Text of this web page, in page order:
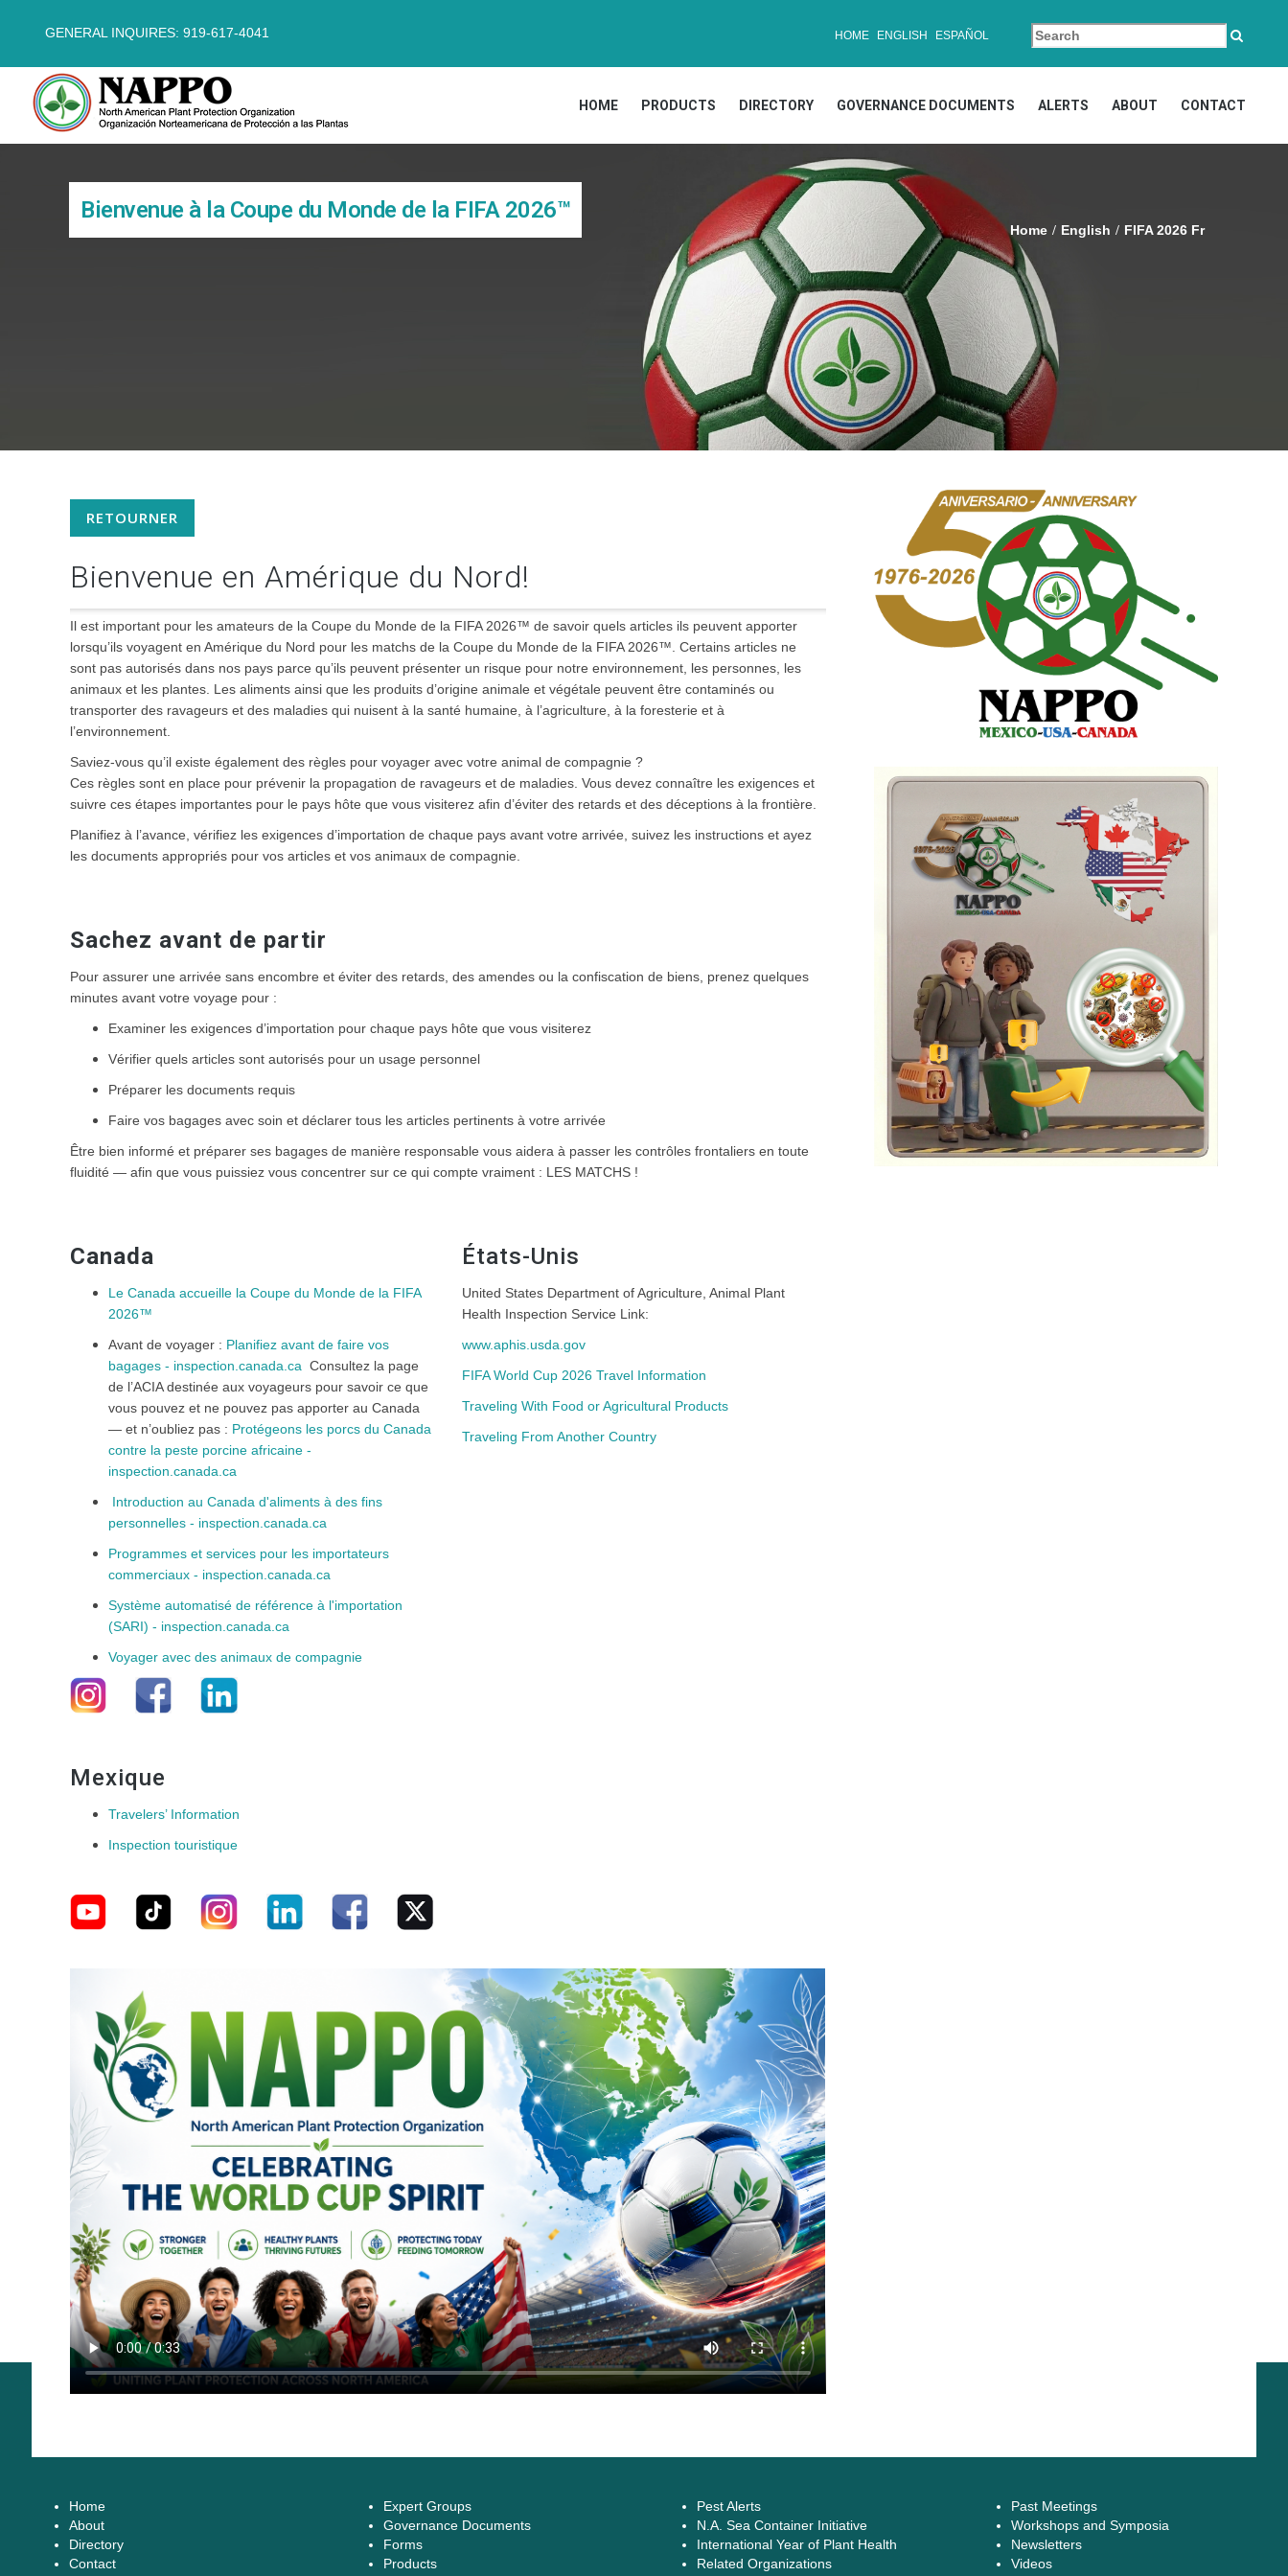
GENERAL INQUIRES: 919-617-4041 HOME ENGLISH ESPAÑOL
HOME PRODUCTS DIRECTORY GOVERNANCE DOCUMENTS ALERTS ABOUT CONTACT
Bienvenue à la Coupe du Monde de la FIFA 2026™
Home English FIFA 2026 Fr
RETOURNER
Bienvenue en Amérique du Nord!
Il est important pour les amateurs de la Coupe du Monde de la FIFA 2026™ de savoir quels articles ils peuvent apporter
lorsqu’ils voyagent en Amérique du Nord pour les matchs de la Coupe du Monde de la FIFA 2026™. Certains articles ne
sont pas autorisés dans nos pays parce qu’ils peuvent présenter un risque pour notre environnement, les personnes, les
animaux et les plantes. Les aliments ainsi que les produits d’origine animale et végétale peuvent être contaminés ou
transporter des ravageurs et des maladies qui nuisent à la santé humaine, à l’agriculture, à la foresterie et à
l’environnement.
Saviez-vous qu’il existe également des règles pour voyager avec votre animal de compagnie ?
Ces règles sont en place pour prévenir la propagation de ravageurs et de maladies. Vous devez connaître les exigences et
suivre ces étapes importantes pour le pays hôte que vous visiterez afin d’éviter des retards et des déceptions à la frontière.
Planifiez à l’avance, vérifiez les exigences d’importation de chaque pays avant votre arrivée, suivez les instructions et ayez
les documents appropriés pour vos articles et vos animaux de compagnie.
Sachez avant de partir
Pour assurer une arrivée sans encombre et éviter des retards, des amendes ou la confiscation de biens, prenez quelques
minutes avant votre voyage pour :
Examiner les exigences d’importation pour chaque pays hôte que vous visiterez
Vérifier quels articles sont autorisés pour un usage personnel
Préparer les documents requis
Faire vos bagages avec soin et déclarer tous les articles pertinents à votre arrivée
Être bien informé et préparer ses bagages de manière responsable vous aidera à passer les contrôles frontaliers en toute
fluidité — afin que vous puissiez vous concentrer sur ce qui compte vraiment : LES MATCHS !
Canada
Le Canada accueille la Coupe du Monde de la FIFA
2026™
Avant de voyager : Planifiez avant de faire vos
bagages - inspection.canada.ca Consultez la page
de l’ACIA destinée aux voyageurs pour savoir ce que
vous pouvez et ne pouvez pas apporter au Canada
— et n’oubliez pas : Protégeons les porcs du Canada
contre la peste porcine africaine -
inspection.canada.ca
Introduction au Canada d'aliments à des fins
personnelles - inspection.canada.ca
Programmes et services pour les importateurs
commerciaux - inspection.canada.ca
Système automatisé de référence à l'importation
(SARI) - inspection.canada.ca
Voyager avec des animaux de compagnie
États-Unis
United States Department of Agriculture, Animal Plant
Health Inspection Service Link:
www.aphis.usda.gov
FIFA World Cup 2026 Travel Information
Traveling With Food or Agricultural Products
Traveling From Another Country
Mexique
Travelers’ Information
Inspection touristique
Home
About
Directory
Contact
Expert Groups
Governance Documents
Forms
Products
Pest Alerts
N.A. Sea Container Initiative
International Year of Plant Health
Related Organizations
Past Meetings
Workshops and Symposia
Newsletters
Videos